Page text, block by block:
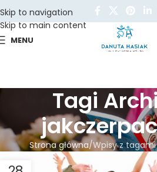
Skip to navigation
Skip to main content
MENU
Tagi
Strona główna Wpisy z